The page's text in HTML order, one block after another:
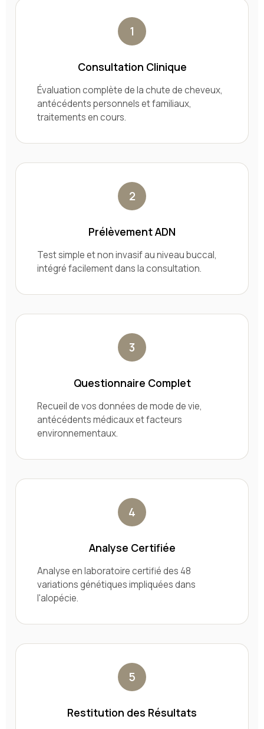
1
Consultation Clinique
Évaluation complète de la chute de cheveux,
antécédents personnels et familiaux,
traitements en cours.
2
Prélèvement ADN
Test simple et non invasif au niveau buccal,
intégré facilement dans la consultation.
3
Questionnaire Complet
Recueil de vos données de mode de vie,
antécédents médicaux et facteurs
environnementaux.
4
Analyse Certifiée
Analyse en laboratoire certifié des 48
variations génétiques impliquées dans
l'alopécie.
5
Restitution des Résultats